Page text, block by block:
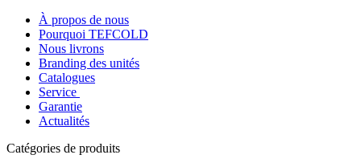
À propos de nous
Pourquoi TEFCOLD
Nous livrons
Branding des unités
Catalogues
Service
Garantie
Actualités
Catégories de produits